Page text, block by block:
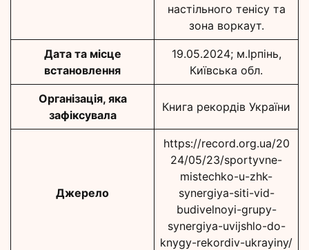
настільного тенісу та
зона воркаут.
Дата та місце
встановлення
19.05.2024; м.Ірпінь,
Київська обл.
Організація, яка
зафіксувала
Книга рекордів України
Джерело
https://record.org.ua/20
24/05/23/sportyvne-
mistechko-u-zhk-
synergiya-siti-vid-
budivelnoyi-grupy-
synergiya-uvijshlo-do-
knygy-rekordiv-ukrayiny/